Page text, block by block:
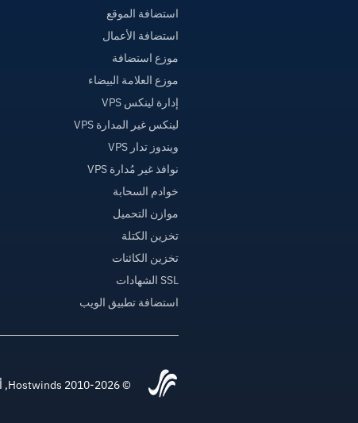
استضافة الموقع
استضافة الأعمال
موزع استضافة
موزع العلامة البيضاء
إدارة لينكس VPS
لينكس غير المدارة VPS
ويندوز تدار VPS
نوافذ غير مُدارة VPS
خوادم السحابة
موازن التحميل
تخزين الكتلة
تخزين الكائنات
SSL الشهادات
استضافة تطبيق الويب
© 2010-2026 Hostwinds, أ HostPapa Inc. شركة.جميع الحقوق محفوظة.